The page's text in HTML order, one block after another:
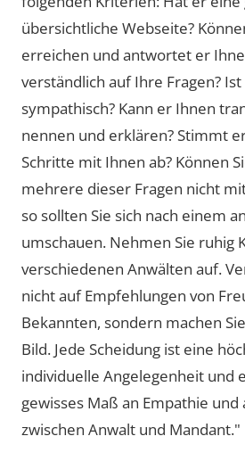
übersichtliche Webseite?
erreichen und antwortet er
verständlich auf Ihre Fragen?
sympathisch? Kann er Ihnen
nennen und erklären? Stimmt
Schritte mit Ihnen ab? Können
mehrere dieser Fragen nicht
so sollten Sie sich nach einem
umschauen. Nehmen Sie ruhig
verschiedenen Anwälten auf.
nicht auf Empfehlungen von
Bekannten, sondern machen
Bild. Jede Scheidung ist eine
individuelle Angelegenheit und
gewisses Maß an Empathie und
zwischen Anwalt und Mandant."